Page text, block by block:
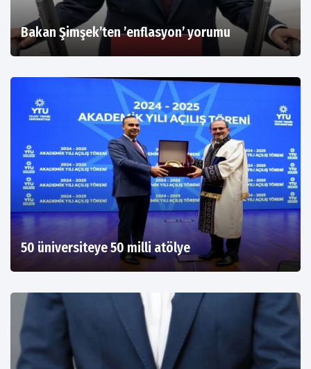
Bakan Şimşek’ten ’enflasyon’ yorumu
50 üniversiteye 50 milli atölye